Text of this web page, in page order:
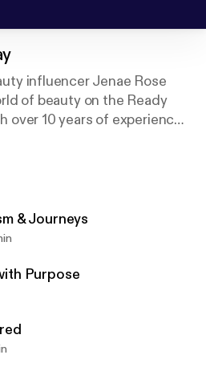
influencer Jenae Rose
of beauty on the Ready
over 10 years of experience
using the podcast to bring
news, products
as sharing candid
Each episode also
from around the beauty
stories. Made by and for
with beauty – Ready Set
& Journeys
Purpose